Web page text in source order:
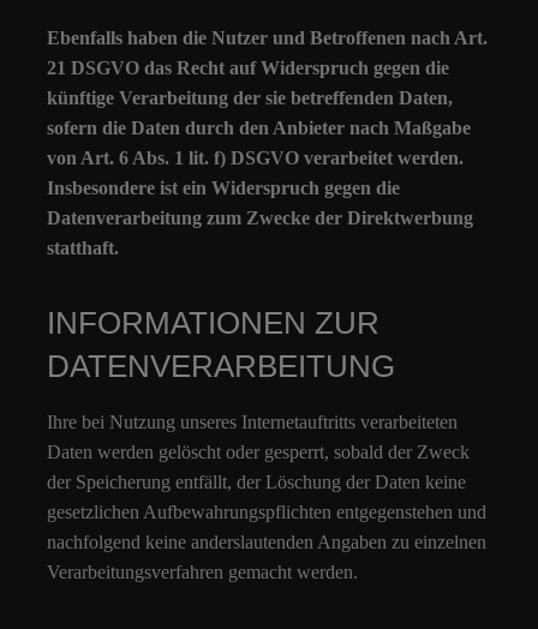
Ebenfalls haben die Nutzer und Betroffenen nach Art.
21 DSGVO das Recht auf Widerspruch gegen die
künftige Verarbeitung der sie betreffenden Daten,
sofern die Daten durch den Anbieter nach Maßgabe
von Art. 6 Abs. 1 lit. f) DSGVO verarbeitet werden.
Insbesondere ist ein Widerspruch gegen die
Datenverarbeitung zum Zwecke der Direktwerbung
statthaft.
INFORMATIONEN ZUR
DATENVERARBEITUNG
Ihre bei Nutzung unseres Internetauftritts verarbeiteten
Daten werden gelöscht oder gesperrt, sobald der Zweck
der Speicherung entfällt, der Löschung der Daten keine
gesetzlichen Aufbewahrungspflichten entgegenstehen und
nachfolgend keine anderslautenden Angaben zu einzelnen
Verarbeitungsverfahren gemacht werden.